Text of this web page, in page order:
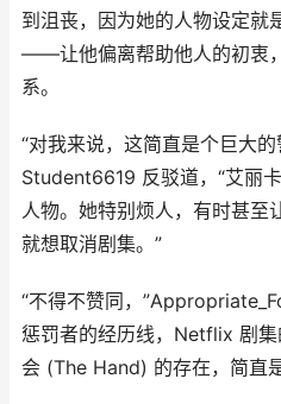
到沮丧，因为她的人物设定就
——让他偏离帮助他人的初衷
系。
“对我来说，这简直是个巨大
Student6619 反驳道，“艾丽
人物。她特别烦人，有时甚至
就想取消剧集。”
“不得不赞同，
惩罚者的经历线，Netflix 剧
会 (The Hand) 的存在，简直